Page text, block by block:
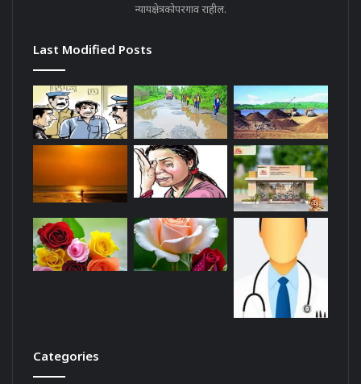
न्यायक्षेत्रकोपरगाव राहील.
Last Modified Posts
Categories